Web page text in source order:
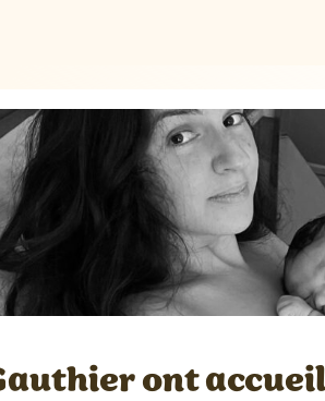
ont